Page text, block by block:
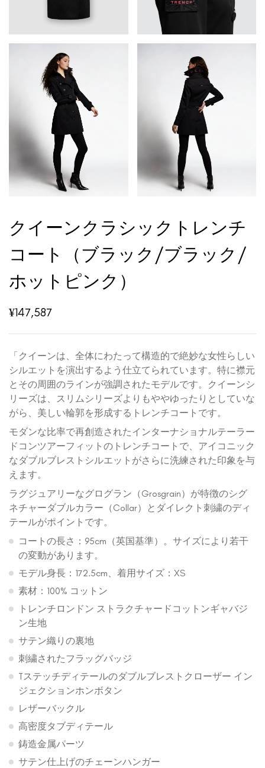
クイーンクラシックトレンチ
コート（ブラック/ブラック/
ホットピンク）
¥147,587
「クイーンは、全体にわたって構造的で絶妙な女性らしい
シルエットを演出するよう仕立てられています。特に襟元
とその周囲のラインが強調されたモデルです。クイーンシ
リーズは、スリムシリーズよりもややゆったりとしていな
がら、美しい輪郭を形成するトレンチコートです。
モダンな比率で再創造されたインターナショナルテーラー
ドコンツアーフィットのトレンチコートで、アイコニック
なダブルブレストシルエットがさらに洗練された印象を与
えます。
ラグジュアリーなグログラン（Grosgrain）が特徴のシグ
ネチャーダブルカラー（Collar）とダイレクト刺繍のディ
テールがポイントです。
コートの長さ：95cm（英国基準）。サイズにより若干
の変動があります。
モデル身長：172.5cm、着用サイズ：XS
素材：100% コットン
トレンチロンドン ストラクチャードコットンギャバジ
ン生地
サテン織りの裏地
刺繍されたフラッグバッジ
Tステッチディテールのダブルブレストクローザー イン
ジェクションホンボタン
レザーバックル
高密度タブディテール
鋳造金属パーツ
サテン仕上げのチェーンハンガー